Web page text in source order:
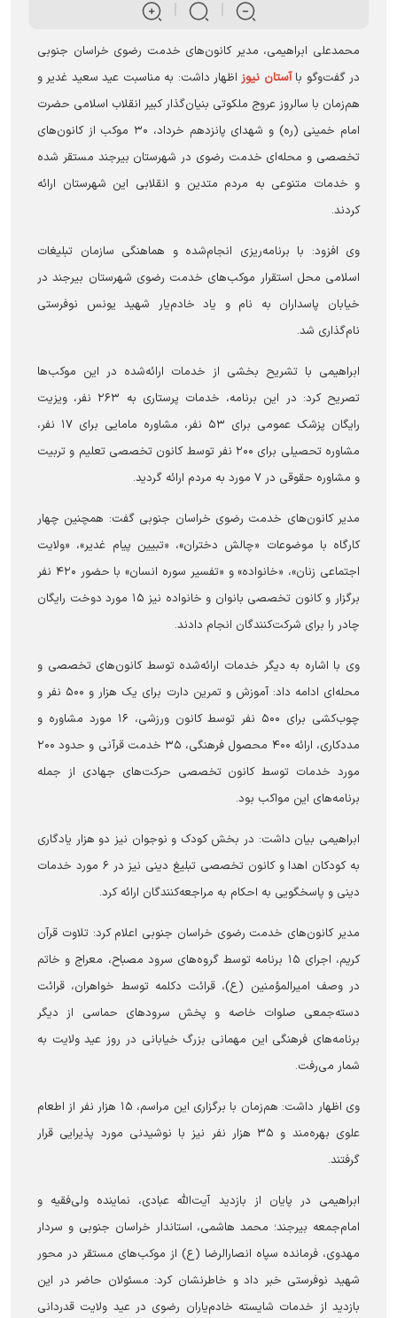
محمدعلی ابراهیمی، مدیر کانون‌های خدمت رضوی خراسان جنوبی
در گفت‌و‌گو باآستان نیوز اظهار داشت: به مناسبت عید سعید غدیر و
هم‌زمان با سالروز عروج ملکوتی بنیان‌گذار کبیر انقلاب اسلامی حضرت
امام خمینی (ره) و شهدای پانزدهم خرداد، ۳۰ موکب از کانون‌های
تخصصی و محله‌ای خدمت رضوی در شهرستان بیرجند مستقر شده
و خدمات متنوعی به مردم متدین و انقلابی این شهرستان ارائه
کردند.
وی افزود: با برنامه‌ریزی انجام‌شده و هماهنگی سازمان تبلیغات
اسلامی محل استقرار موکب‌های خدمت رضوی شهرستان بیرجند در
خیابان پاسداران به نام و یاد خادم‌یار شهید یونس نوفرستی
نام‌گذاری شد.
ابراهیمی با تشریح بخشی از خدمات ارائه‌شده در این موکب‌ها
تصریح کرد: در این برنامه، خدمات پرستاری به ۲۶۳ نفر، ویزیت
رایگان پزشک عمومی برای ۵۳ نفر، مشاوره مامایی برای ۱۷ نفر،
مشاوره تحصیلی برای ۲۰۰ نفر توسط کانون تخصصی تعلیم و تربیت
و مشاوره حقوقی در ۷ مورد به مردم ارائه گردید.
مدیر کانون‌های خدمت رضوی خراسان جنوبی گفت: همچنین چهار
کارگاه با موضوعات «چالش دختران»، «تبیین پیام غدیر»، «ولایت
اجتماعی زنان»، «خانواده» و «تفسیر سوره انسان» با حضور ۴۲۰ نفر
برگزار و کانون تخصصی بانوان و خانواده نیز ۱۵ مورد دوخت رایگان
چادر را برای شرکت‌کنندگان انجام دادند.
وی با اشاره به دیگر خدمات ارائه‌شده توسط کانون‌های تخصصی و
محله‌ای ادامه داد: آموزش و تمرین دارت برای یک هزار و ۵۰۰ نفر و
چوب‌کشی برای ۵۰۰ نفر توسط کانون ورزشی، ۱۶ مورد مشاوره و
مددکاری، ارائه ۴۰۰ محصول فرهنگی، ۳۵ خدمت قرآنی و حدود ۲۰۰
مورد خدمات توسط کانون تخصصی حرکت‌های جهادی از جمله
برنامه‌های این مواکب بود.
ابراهیمی بیان داشت: در بخش کودک و نوجوان نیز دو هزار یادگاری
به کودکان اهدا و کانون تخصصی تبلیغ دینی نیز در ۶ مورد خدمات
دینی و پاسخگویی به احکام به مراجعه‌کنندگان ارائه کرد.
مدیر کانون‌های خدمت رضوی خراسان جنوبی اعلام کرد: تلاوت قرآن
کریم، اجرای ۱۵ برنامه توسط گروه‌های سرود مصباح، معراج و خاتم
در وصف امیرالمؤمنین (ع)، قرائت دکلمه توسط خواهران، قرائت
دسته‌جمعی صلوات خاصه و پخش سرود‌های حماسی از دیگر
برنامه‌های فرهنگی این مهمانی بزرگ خیابانی در روز عید ولایت به
شمار می‌رفت.
وی اظهار داشت: هم‌زمان با برگزاری این مراسم، ۱۵ هزار نفر از اطعام
علوی بهره‌مند و ۳۵ هزار نفر نیز با نوشیدنی مورد پذیرایی قرار
گرفتند.
ابراهیمی در پایان از بازدید آیت‌الله عبادی، نماینده ولی‌فقیه و
امام‌جمعه بیرجند؛ محمد هاشمی، استاندار خراسان جنوبی و سردار
مهدوی، فرمانده سپاه انصارالرضا (ع) از موکب‌های مستقر در محور
شهید نوفرستی خبر داد و خاطرنشان کرد: مسئولان حاضر در این
بازدید از خدمات شایسته خادم‌یاران رضوی در عید ولایت قدردانی